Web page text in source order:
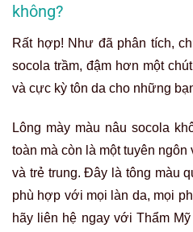
không?
Rất hợp! Như đã phân tích,
socola trầm, đậm hơn một
và cực kỳ tôn da cho những
Lông mày màu nâu socola
toàn mà còn là một tuyên
và trẻ trung. Đây là tông màu
phù hợp với mọi làn da, mọi
hãy liên hệ ngay với Thẩm